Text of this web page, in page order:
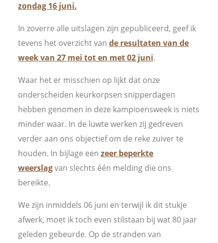
zondag 16 juni.
In zoverre alle uitslagen zijn gepubliceerd, geef ik
tevens het overzicht van de resultaten van de
week van 27 mei tot en met 02 juni.
Waar het er misschien op lijkt dat onze
onderscheiden keurkorpsen snipperdagen
hebben genomen in deze kampioensweek is niets
minder waar. In de luwte werken zij gedreven
verder aan ons objectief om de reke zuiver te
houden. In bijlage een zeer beperkte
weerslagvan slechts één melding die ons
bereikte.
We zijn inmiddels 06 juni en terwijl ik dit stukje
afwerk, moet ik toch even stilstaan bij wat 80 jaar
geleden gebeurde. Op de stranden van